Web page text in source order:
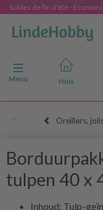
Soldes de fin d'été -
Navigatie in-/uitschakelen
Menu
Huis
Oreillers,
tulpen 40 x
Inhoud: Tulp-